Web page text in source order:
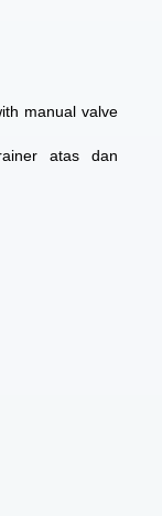
manual valve
atas dan